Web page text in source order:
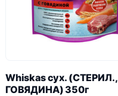
Whiskas сух. (СТЕРИЛ.,
ГОВЯДИНА) 350г